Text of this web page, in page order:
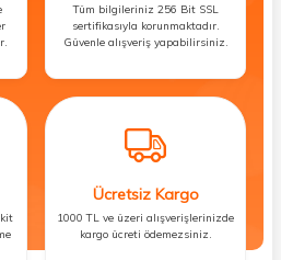
Tüm bilgileriniz 256 Bit SSL
sertifikasıyla korunmaktadır.
Güvenle alışveriş yapabilirsiniz.
Ücretsiz Kargo
1000 TL ve üzeri alışverişlerinizde
kargo ücreti ödemezsiniz.